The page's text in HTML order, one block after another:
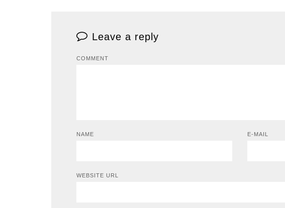
Leave a reply
COMMENT
NAME E-MAIL
WEBSITE URL